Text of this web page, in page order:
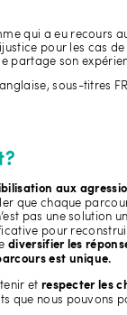
qui a eu recours
pour les cas
partage son
sous-titres
aux
que chaque
pas une solution
pour
diversifier les
est unique.
et respecter les
que nous pouvons